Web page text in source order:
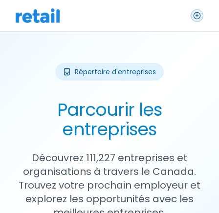
Répertoire d'entreprises
Parcourir les
entreprises
Découvrez 111,227 entreprises et
organisations à travers le Canada.
Trouvez votre prochain employeur et
explorez les opportunités avec les